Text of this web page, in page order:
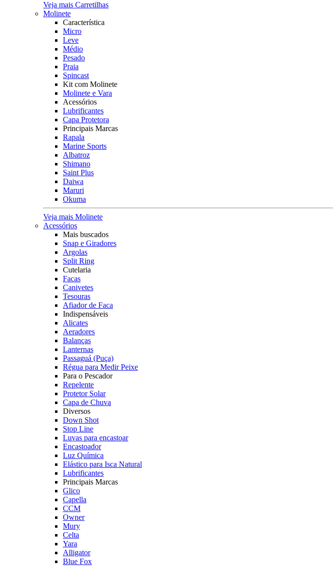
Veja mais Carretilhas
Molinete
Característica
Micro
Leve
Médio
Pesado
Praia
Spincast
Kit com Molinete
Molinete e Vara
Acessórios
Lubrificantes
Capa Protetora
Principais Marcas
Rapala
Marine Sports
Albatroz
Shimano
Saint Plus
Daiwa
Maruri
Okuma
Veja mais Molinete
Acessórios
Mais buscados
Snap e Giradores
Argolas
Split Ring
Cutelaria
Facas
Canivetes
Tesouras
Afiador de Faca
Indispensáveis
Alicates
Aeradores
Balanças
Lanternas
Passaguá (Puça)
Régua para Medir Peixe
Para o Pescador
Repelente
Protetor Solar
Capa de Chuva
Diversos
Down Shot
Stop Line
Luvas para encastoar
Encastoador
Luz Química
Elástico para Isca Natural
Lubrificantes
Principais Marcas
Glico
Capella
CCM
Owner
Mury
Celta
Yara
Alligator
Blue Fox